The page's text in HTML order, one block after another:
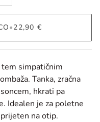
•22,90 €
tem simpatičnim
Tanka, zračna
soncem, hkrati pa
Idealen je za poletne
prijeten naotip.